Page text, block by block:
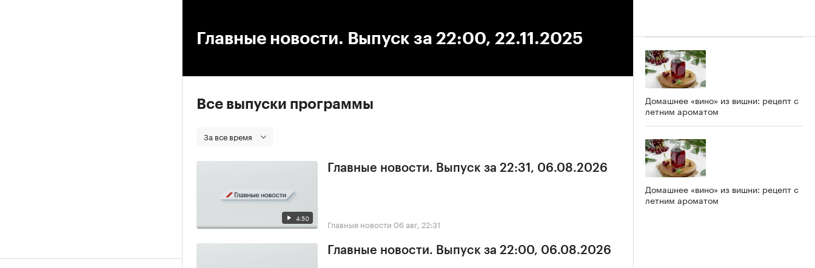
Главные новости. Выпуск за 22:00, 22.11.2025
Все выпуски программы
За все время
4:50
Главные новости. Выпуск за 22:31, 06.08.2026
Главные новости 06 авг, 22:31
Главные новости. Выпуск за 22:00, 06.08.2026
Домашнее «вино» из вишни: рецепт с
летним ароматом
Домашнее «вино» из вишни: рецепт с
летним ароматом